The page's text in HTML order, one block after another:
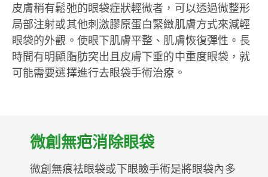
皮膚稍有鬆弛的眼袋症狀輕微者，可以透過微整形
局部注射或其他刺激膠原蛋白緊緻肌膚方式來減輕
眼袋的外觀。使眼下肌膚平整、肌膚恢復彈性。長
時間有明顯脂肪突出且皮膚下垂的中重度眼袋，就
可能需要選擇進行去眼袋手術治療。
微創無疤消除眼袋
微創無痕袪眼袋或下眼瞼手術是將眼袋內多